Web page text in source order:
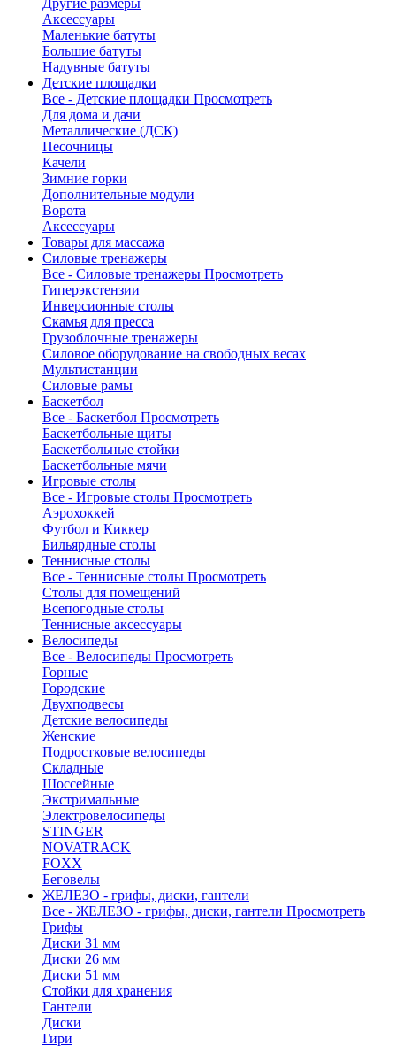
Другие размеры
Аксессуары
Маленькие батуты
Большие батуты
Надувные батуты
Детские площадки
Все - Детские площадки Просмотреть
Для дома и дачи
Металлические (ДСК)
Песочницы
Качели
Зимние горки
Дополнительные модули
Ворота
Аксессуары
Товары для массажа
Силовые тренажеры
Все - Силовые тренажеры Просмотреть
Гиперэкстензии
Инверсионные столы
Скамья для пресса
Грузоблочные тренажеры
Силовое оборудование на свободных весах
Мультистанции
Силовые рамы
Баскетбол
Все - Баскетбол Просмотреть
Баскетбольные щиты
Баскетбольные стойки
Баскетбольные мячи
Игровые столы
Все - Игровые столы Просмотреть
Аэрохоккей
Футбол и Киккер
Бильярдные столы
Теннисные столы
Все - Теннисные столы Просмотреть
Столы для помещений
Всепогодные столы
Теннисные аксессуары
Велосипеды
Все - Велосипеды Просмотреть
Горные
Городские
Двухподвесы
Детские велосипеды
Женские
Подростковые велосипеды
Складные
Шоссейные
Экстримальные
Электровелосипеды
STINGER
NOVATRACK
FOXX
Беговелы
ЖЕЛЕЗО - грифы, диски, гантели
Все - ЖЕЛЕЗО - грифы, диски, гантели Просмотреть
Грифы
Диски 31 мм
Диски 26 мм
Диски 51 мм
Стойки для хранения
Гантели
Диски
Гири